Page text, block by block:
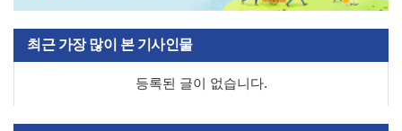
최근 가장 많이 본 기사인물
등록된 글이 없습니다.